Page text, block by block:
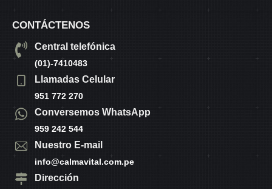
CONTÁCTENOS
Central telefónica
(01)-7410483
Llamadas Celular
951 772 270
Conversemos WhatsApp
959 242 544
Nuestro E-mail
info@calmavital.com.pe
Dirección